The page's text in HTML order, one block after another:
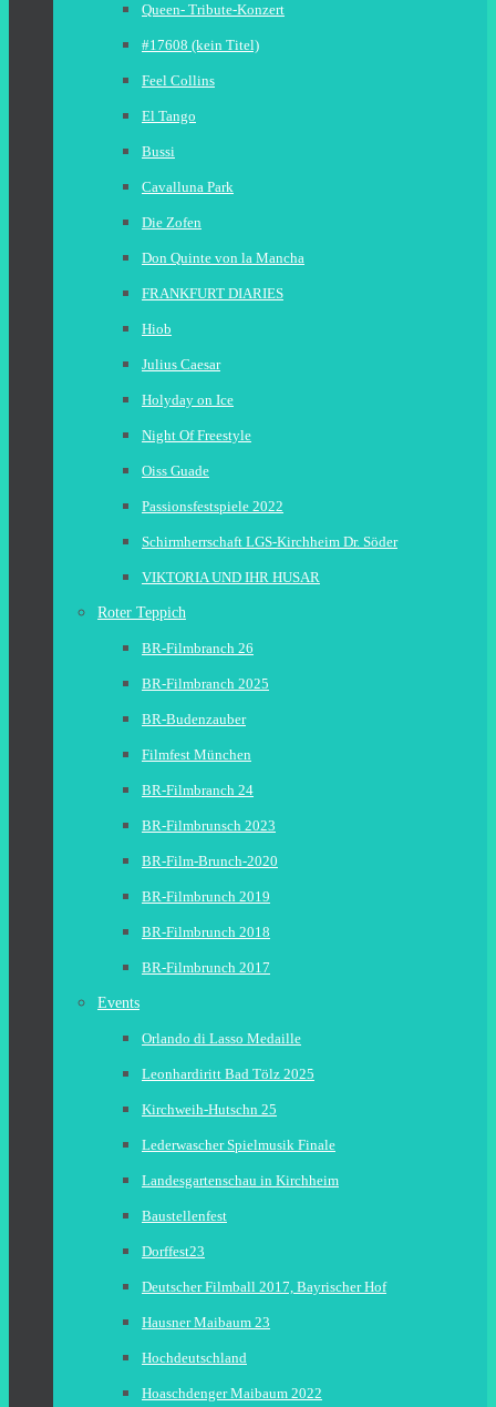
Queen- Tribute-Konzert
#17608 (kein Titel)
Feel Collins
El Tango
Bussi
Cavalluna Park
Die Zofen
Don Quinte von la Mancha
FRANKFURT DIARIES
Hiob
Julius Caesar
Holyday on Ice
Night Of Freestyle
Oiss Guade
Passionsfestspiele 2022
Schirmherrschaft LGS-Kirchheim Dr. Söder
VIKTORIA UND IHR HUSAR
Roter Teppich
BR-Filmbranch 26
BR-Filmbranch 2025
BR-Budenzauber
Filmfest München
BR-Filmbranch 24
BR-Filmbrunsch 2023
BR-Film-Brunch-2020
BR-Filmbrunch 2019
BR-Filmbrunch 2018
BR-Filmbrunch 2017
Events
Orlando di Lasso Medaille
Leonhardiritt Bad Tölz 2025
Kirchweih-Hutschn 25
Lederwascher Spielmusik Finale
Landesgartenschau in Kirchheim
Baustellenfest
Dorffest23
Deutscher Filmball 2017, Bayrischer Hof
Hausner Maibaum 23
Hochdeutschland
Hoaschdenger Maibaum 2022